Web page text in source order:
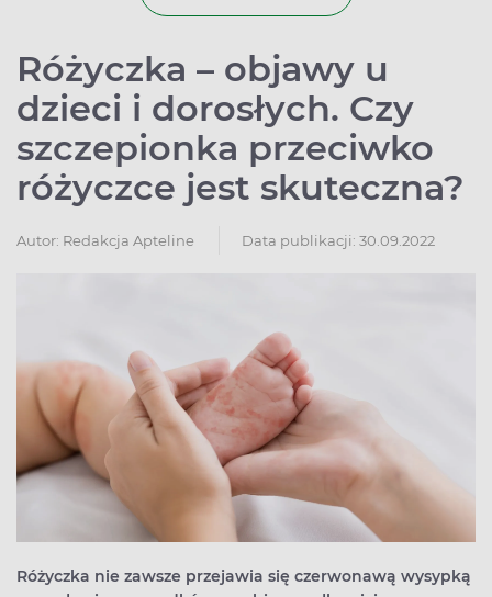
Różyczka – objawy u
dzieci i dorosłych. Czy
szczepionka przeciwko
różyczce jest skuteczna?
Autor: Redakcja Apteline Data publikacji: 30.09.2022
Różyczka nie zawsze przejawia się czerwonawą wysypką